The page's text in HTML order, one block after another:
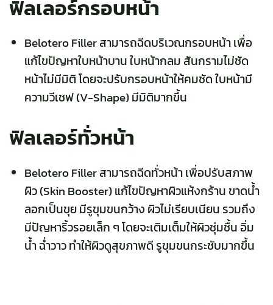
ฟิลเลอร์กรอบหน้า
Belotero Filler สามารถฉีดบริเวณกรอบหน้า เพื่อ
แก้ไขปัญหาใบหน้าบาน ใบหน้ากลม สันกรามไม่ชัด
หน้าไม่มีมิติ โดยจะปรับกรอบหน้าให้คมชัด ใบหน้ามี
ความวีเชฟ (V-Shape) มีมิติมากขึ้น
ฟิลเลอร์ทั่วหน้า
Belotero Filler สามารถฉีดทั่วหน้าเพื่อปรับสภาพ
ผิว (Skin Booster) แก้ไขปัญหาผิวแห้งกร้าน ขาดน้ำ
ลอกเป็นขุย มีรูขุมขนกว้าง ผิวไม่เรียบเนียน รวมถึง
มีปัญหาริ้วรอยเล็ก ๆ โดยจะเติมเต็มให้ผิวชุ่มชื้น อิ่ม
น้ำ ฉ่ำวาว ทำให้ผิวดูสุขภาพดี รูขุมขนกระชับมากขึ้น